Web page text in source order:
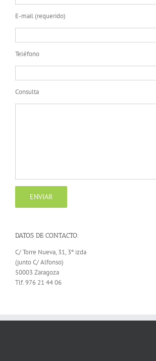
E-mail (requerido)
Teléfono
Consulta
DATOS DE CONTACTO:
C/ Torre Nueva, 31, 3º izda
(junto C/ Alfonso)
50003 Zaragoza
Tlf. 976 21 44 06